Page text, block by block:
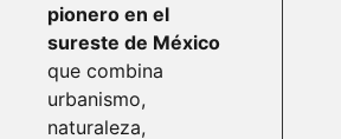
pionero en el
sureste de México
que combina
urbanismo,
naturaleza,